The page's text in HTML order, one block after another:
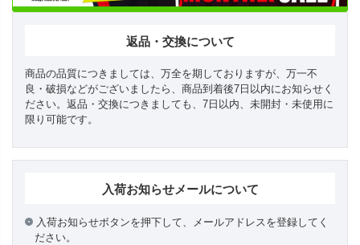
返品・交換について
商品の品質につきましては、万全を期しておりますが、万一不
良・破損などがございましたら、商品到着後7日以内にお知らせく
ださい。返品・交換につきましても、7日以内、未開封・未使用に
限り可能です。
入荷お知らせメールについて
入荷お知らせボタンを押下して、メールアドレスを登録してく
ださい。